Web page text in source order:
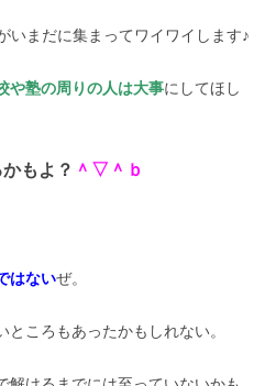
いまだに集まってワイワイします♪
や塾の周りの人は大事にしてほし
もよ？ ＾▽＾ｂ
はないぜ。
ころもあったかもしれない。